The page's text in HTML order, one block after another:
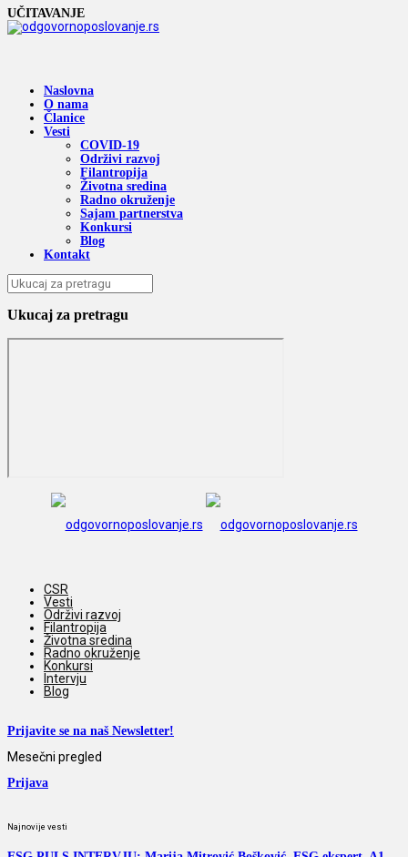
UČITAVANJE
Naslovna
O nama
Članice
Vesti
COVID-19
Održivi razvoj
Filantropija
Životna sredina
Radno okruženje
Sajam partnerstva
Konkursi
Blog
Kontakt
Ukucaj za pretragu
CSR
Vesti
Održivi razvoj
Filantropija
Životna sredina
Radno okruženje
Konkursi
Intervju
Blog
Prijavite se na naš Newsletter!
Mesečni pregled
Prijava
Najnovije vesti